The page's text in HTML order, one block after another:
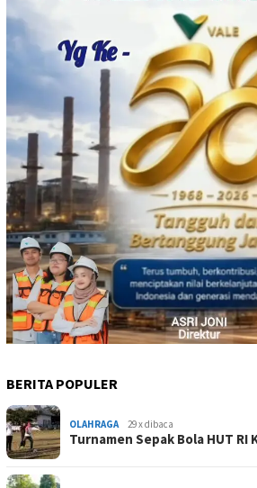
BERITA POPULER
OLAHRAGA 29 x dibaca
Turnamen Sepak Bola HUT RI